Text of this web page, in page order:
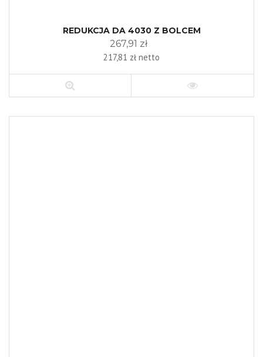
REDUKCJA DA 4030 Z BOLCEM
267,91 zł
217,81 zł netto